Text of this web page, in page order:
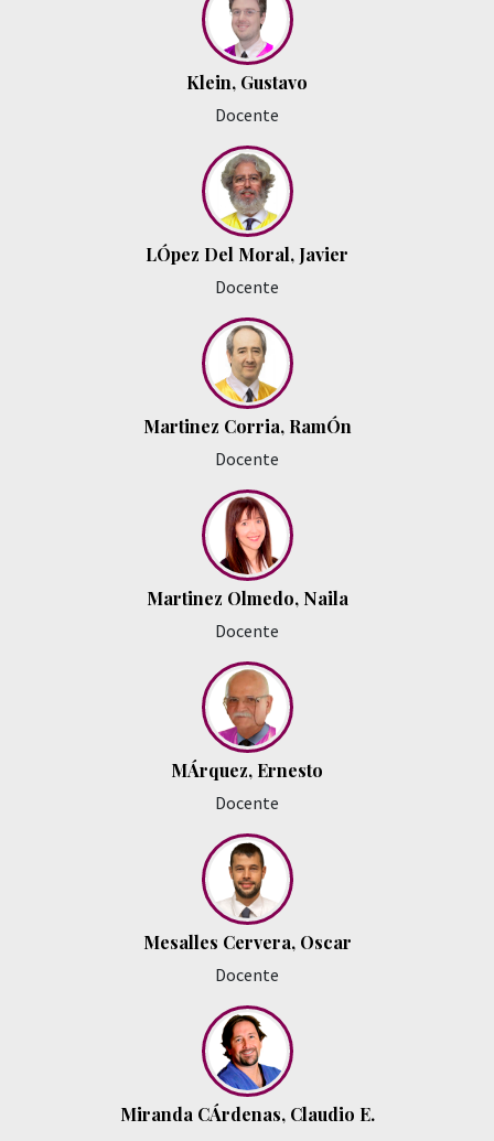
Klein, Gustavo
Docente
LÓpez Del Moral, Javier
Docente
Martinez Corria, RamÓn
Docente
Martinez Olmedo, Naila
Docente
MÁrquez, Ernesto
Docente
Mesalles Cervera, Oscar
Docente
Miranda CÁrdenas, Claudio E.